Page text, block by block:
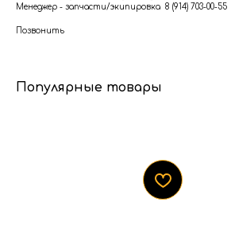
Менеджер - запчасти/экипировка 8 (914) 703-00-55
Позвонить
Популярные товары